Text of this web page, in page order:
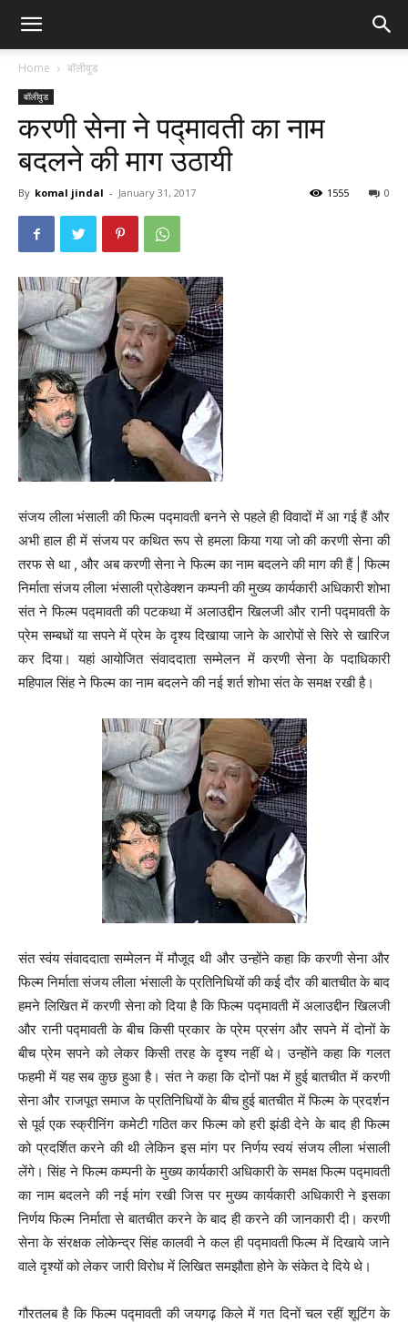
Home बॉलीवुड
बॉलीवुड
करणी सेना ने पद्मावती का नाम
बदलने की माग उठायी
By komal jindal - January 31, 2017 0
1555
संजय लीला भंसाली की फिल्म पद्मावती बनने से पहले ही विवादों में आ गई हैं और
अभी हाल ही में संजय पर कथित रूप से हमला किया गया जो की करणी सेना की
तरफ से था , और अब करणी सेना ने फिल्म का नाम बदलने की माग की हैं | फिल्म
निर्माता संजय लीला भंसाली प्रोडेक्शन कम्पनी की मुख्य कार्यकारी अधिकारी शोभा
संत ने फिल्म पद्मावती की पटकथा में अलाउद्दीन खिलजी और रानी पद्मावती के
प्रेम सम्बधों या सपने में प्रेम के दृश्य दिखाया जाने के आरोपों से सिरे से खारिज
कर दिया। यहां आयोजित संवाददाता सम्मेलन में करणी सेना के पदाधिकारी
महिपाल सिंह ने फिल्म का नाम बदलने की नई शर्त शोभा संत के समक्ष रखी है।
संत स्वंय संवाददाता सम्मेलन में मौजूद थी और उन्होंने कहा कि करणी सेना और
फिल्म निर्माता संजय लीला भंसाली के प्रतिनिधियों की कई दौर की बातचीत के बाद
हमने लिखित में करणी सेना को दिया है कि फिल्म पद्मावती में अलाउद्दीन खिलजी
और रानी पद्मावती के बीच किसी प्रकार के प्रेम प्रसंग और सपने में दोनों के
बीच प्रेम सपने को लेकर किसी तरह के दृश्य नहीं थे। उन्होंने कहा कि गलत
फहमी में यह सब कुछ हुआ है। संत ने कहा कि दोनों पक्ष में हुई बातचीत में करणी
सेना और राजपूत समाज के प्रतिनिधियों के बीच हुई बातचीत में फिल्म के प्रदर्शन
से पूर्व एक स्क्रीनिंग कमेटी गठित कर फिल्म को हरी झंडी देने के बाद ही फिल्म
को प्रदर्शित करने की थी लेकिन इस मांग पर निर्णय स्वयं संजय लीला भंसाली
लेंगे। सिंह ने फिल्म कम्पनी के मुख्य कार्यकारी अधिकारी के समक्ष फिल्म पद्मावती
का नाम बदलने की नई मांग रखी जिस पर मुख्य कार्यकारी अधिकारी ने इसका
निर्णय फिल्म निर्माता से बातचीत करने के बाद ही करने की जानकारी दी। करणी
सेना के संरक्षक लोकेन्द्र सिंह कालवी ने कल ही पद्मावती फिल्म में दिखाये जाने
वाले दृश्यों को लेकर जारी विरोध में लिखित समझौता होने के संकेत दे दिये थे।
गौरतलब है कि फिल्म पद्मावती की जयगढ़ किले में गत दिनों चल रहीं शूटिंग के